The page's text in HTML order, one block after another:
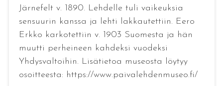
Järnefelt v. 1890. Lehdelle tuli vaikeuksia
sensuurin kanssa ja lehti lakkautettiin. Eero
Erkko karkotettiin v. 1903 Suomesta ja hän
muutti perheineen kahdeksi vuodeksi
Yhdysvaltoihin. Lisätietoa museosta löytyy
osoitteesta: https://www.paivalehdenmuseo.fi/